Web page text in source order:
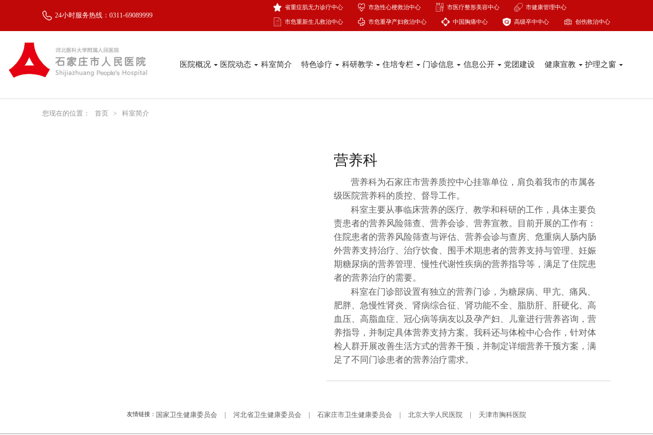
24小时服务热线：0311-69089999
省重症肌无力诊疗中心 市急性心梗救治中心 市医疗整形美容中心 市健康管理中心
市危重新生儿救治中心 市危重孕产妇救治中心 中国胸痛中心 高级卒中中心 创伤救治中心
医院概况 医院动态 科室简介 特色诊疗 科研教学 住培专栏 门诊信息 信息公开 党团建设 健康宣教 护理之窗
您现在的位置： 首页 > 科室简介
营养科
营养科为石家庄市营养质控中心挂靠单位，肩负着我市的市属各
级医院营养科的质控、督导工作。
科室主要从事临床营养的医疗、教学和科研的工作，具体主要负
责患者的营养风险筛查、营养会诊、营养宣教。目前开展的工作有：
住院患者的营养风险筛查与评估、营养会诊与查房、危重病人肠内肠
外营养支持治疗、治疗饮食、围手术期患者的营养支持与管理、妊娠
期糖尿病的营养管理、慢性代谢性疾病的营养指导等，满足了住院患
者的营养治疗的需要。
科室在门诊部设置有独立的营养门诊，为糖尿病、甲亢、痛风、
肥胖、急慢性肾炎、肾病综合征、肾功能不全、脂肪肝、肝硬化、高
血压、高脂血症、冠心病等病友以及孕产妇、儿童进行营养咨询，营
养指导，并制定具体营养支持方案。我科还与体检中心合作，针对体
检人群开展改善生活方式的营养干预，并制定详细营养干预方案，满
足了不同门诊患者的营养治疗需求。
友情链接： 国家卫生健康委员会 | 河北省卫生健康委员会 | 石家庄市卫生健康委员会 | 北京大学人民医院 | 天津市胸科医院